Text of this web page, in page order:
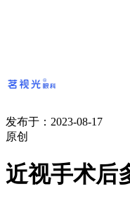
发布于：2023-08-17
原创
近视手术后